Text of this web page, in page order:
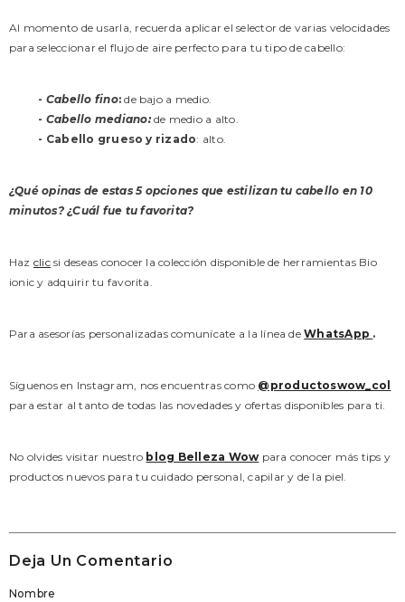
Al momento de usarla, recuerda aplicar el selector de varias velocidades
para seleccionar el flujo de aire perfecto para tu tipo de cabello:
- Cabello fino: de bajo a medio.
- Cabello mediano:de medio a alto.
- Cabello grueso y rizado: alto.
¿Qué opinas de estas 5 opciones que estilizan tu cabello en 10
minutos? ¿Cuál fue tu favorita?
Haz clicsi deseas conocer la colección disponible de herramientas Bio
ionic y adquirir tu favorita.
Para asesorías personalizadas comunícate a la línea deWhatsApp .
Síguenos en Instagram, nos encuentras como @productoswow_col
para estar al tanto de todas las novedades y ofertas disponibles para ti.
No olvides visitar nuestro blog Belleza Wow para conocer más tips y
productos nuevos para tu cuidado personal, capilar y de la piel.
Deja Un Comentario
Nombre